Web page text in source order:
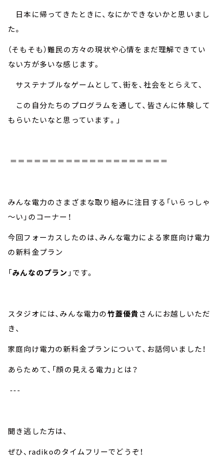
日本に帰ってきたときに、なにかできないかと思いまし
た。
（そもそも）難民の方々の現状や心情をまだ理解できてい
ない方が多いな感じます。
サステナブルなゲームとして、街を、社会をとらえて、
この自分たちのプログラムを通して、皆さんに体験して
もらいたいなと思っています。」
＝＝＝＝＝＝＝＝＝＝＝＝＝＝＝＝＝＝＝＝
みんな電力のさまざまな取り組みに注目する「いらっしゃ
～い」のコーナー！
今回フォーカスしたのは、みんな電力による家庭向け電力
の新料金プラン
「みんなのプラン 」です。
スタジオには、みんな電力の竹蓋優貴さんにお越しいただ
き、
家庭向け電力の新料金プランについて、お話伺いました！
あらためて、「顔の見える電力」とは？
---
聞き逃した方は、
ぜひ、 radikoのタイムフリーでどうぞ！